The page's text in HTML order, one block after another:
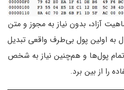
آزاد، بدون نیاز به مجوز و متن
به اولین پول بی‌طرف واقعی تبدیل
تمام پول‌ها و هم‌چنین نیاز به شخص
را از بین برد.